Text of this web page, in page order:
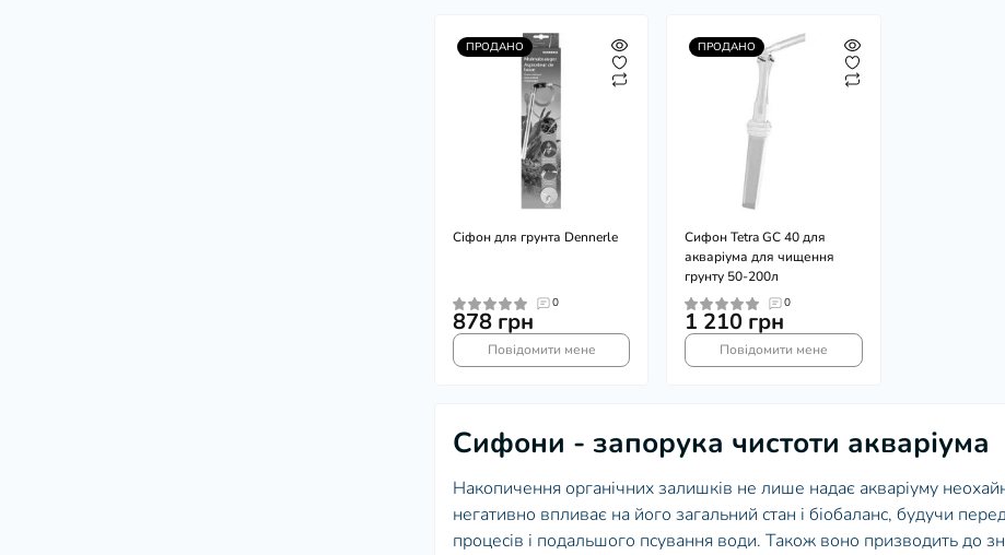
ПРОДАНО
Сіфон для грунта Dennerle
0
878 грн
Повідомити мене
ПРОДАНО
Сифон Tetra GC 40 для
акваріума для чищення
грунту 50-200л
0
1 210 грн
Повідомити мене
Сифони - запорука чистоти акваріума
Накопичення органічних залишків не лише надає акваріуму
негативно впливає на його загальний стан і біобаланс, будучи
процесів і подальшого псування води. Також воно призводить до